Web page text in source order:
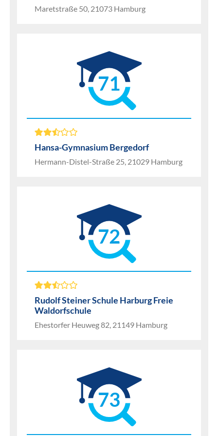
Maretstraße 50, 21073 Hamburg
71
Hansa-Gymnasium Bergedorf
Hermann-Distel-Straße 25, 21029 Hamburg
72
Rudolf Steiner Schule Harburg Freie
Waldorfschule
Ehestorfer Heuweg 82, 21149 Hamburg
73